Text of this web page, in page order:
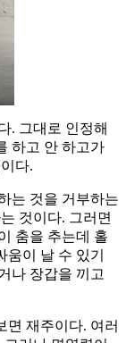
. 그대로 인정해
하고 안 하고가
다.
는 것을 거부하는
것이다. 그러면
춤을 추는데 홀
이 날 수 있기
나 장갑을 끼고
면 재주이다. 여러